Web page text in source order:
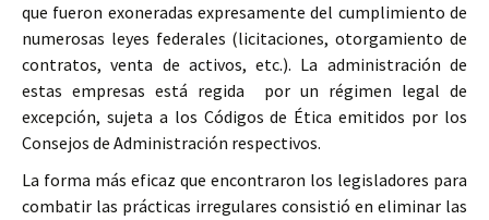
que fueron exoneradas expresamente del cumplimiento de
numerosas leyes federales (licitaciones, otorgamiento de
contratos, venta de activos, etc.). La administración de
estas empresas está regida por un régimen legal de
excepción, sujeta a los Códigos de Ética emitidos por los
Consejos de Administración respectivos.
La forma más eficaz que encontraron los legisladores para
combatir las prácticas irregulares consistió en eliminar las